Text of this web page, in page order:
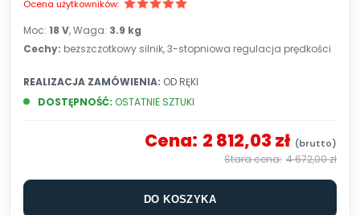
Ocena użytkowników:
Moc: 18 V, Waga: 3.9 kg
Cechy: bezszczotkowy silnik, 3-stopniowa regulacja prędkości
DOSTĘPNOŚĆ: OSTATNIE SZTUKI
REALIZACJA ZAMÓWIENIA: OD RĘKI
Cena: 2 812,03 zł
4 672,00 zł
DO KOSZYKA